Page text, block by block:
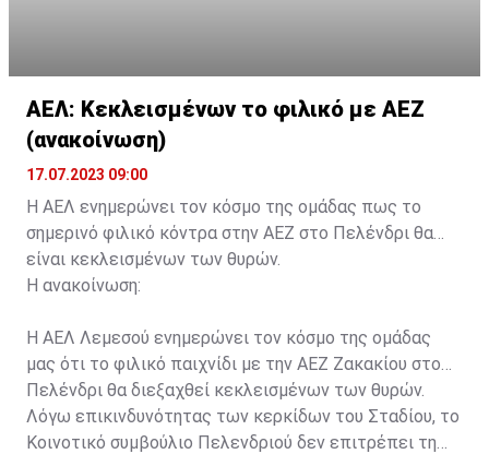
ΑΕΛ: Κεκλεισμένων το φιλικό με ΑΕΖ
(ανακοίνωση)
17.07.2023 09:00
Η ΑΕΛ ενημερώνει τον κόσμο της ομάδας πως το
σημερινό φιλικό κόντρα στην ΑΕΖ στο Πελένδρι θα
είναι κεκλεισμένων των θυρών.
Η ανακοίνωση:
Η ΑΕΛ Λεμεσού ενημερώνει τον κόσμο της ομάδας
μας ότι το φιλικό παιχνίδι με την ΑΕΖ Ζακακίου στο
Πελένδρι θα διεξαχθεί κεκλεισμένων των θυρών.
Λόγω επικινδυνότητας των κερκίδων του Σταδίου, το
Κοινοτικό συμβούλιο Πελενδριού δεν επιτρέπει τη